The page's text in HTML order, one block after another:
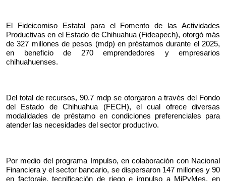
El Fideicomiso Estatal para el Fomento de las Actividades
Productivas en el Estado de Chihuahua (Fideapech), otorgó más
de 327 millones de pesos (mdp) en préstamos durante el 2025,
en beneficio de 270 emprendedores y empresarios
chihuahuenses.
Del total de recursos, 90.7 mdp se otorgaron a través del Fondo
del Estado de Chihuahua (FECH), el cual ofrece diversas
modalidades de préstamo en condiciones preferenciales para
atender las necesidades del sector productivo.
Por medio del programa Impulso, en colaboración con Nacional
Financiera y el sector bancario, se dispersaron 147 millones y 90
en factoraje, tecnificación de riego e impulso a MiPyMes, en